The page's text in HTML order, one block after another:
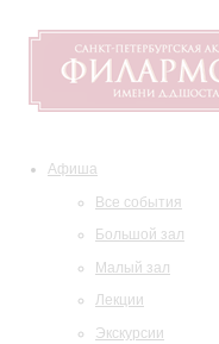
Афиша
Все события
Большой зал
Малый зал
Лекции
Экскурсии